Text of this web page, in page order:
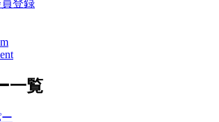
登録